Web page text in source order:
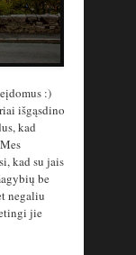
:)
išgąsdino
kad
kad su jais
be
negaliu
jie